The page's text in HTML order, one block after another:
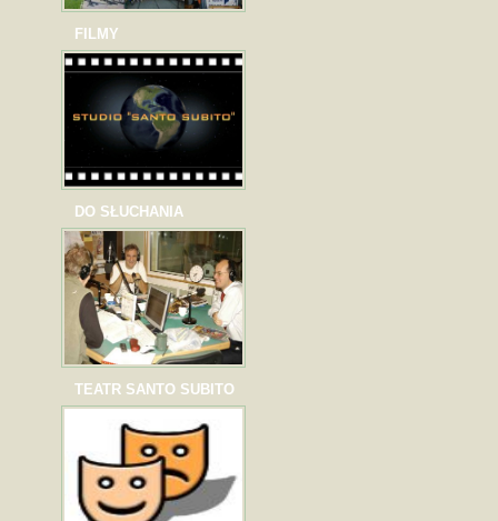
FILMY
DO SŁUCHANIA
TEATR SANTO SUBITO